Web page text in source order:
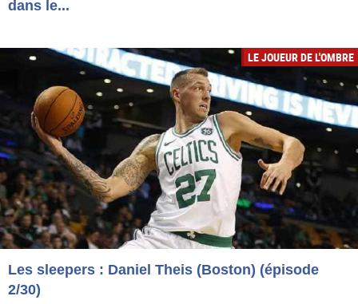
dans le...
LE JOUEUR DE L'OMBRE
Les sleepers : Daniel Theis (Boston) (épisode
2/30)